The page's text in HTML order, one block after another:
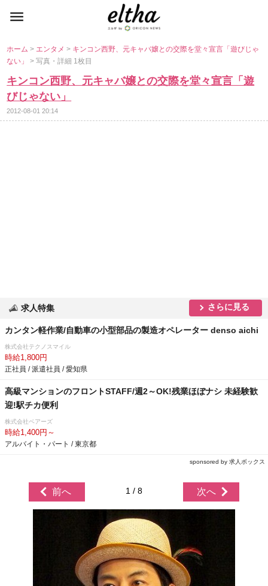
ホーム> エンタメ> キンコン西野、元キャバ嬢との交際を堂々宣言「遊びじゃ
ない」> 写真・詳細 1枚目
キンコン西野、元キャバ嬢との交際を堂々宣言「遊
びじゃない」
2012-08-01 20:14
求人特集 さらに見る
カンタン軽作業/自動車の小型部品の製造オペレーター denso aichi
株式会社テクノスマイル
時給1,800円
正社員 / 派遣社員 / 愛知県
高級マンションのフロントSTAFF/週2～OK!残業ほぼナシ 未経験歓
迎!駅チカ便利
株式会社ベアーズ
時給1,400円～
アルバイト・パート / 東京都
sponsored by 求人ボックス
前へ 1 / 8 次へ